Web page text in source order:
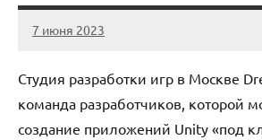
7 июня 2023
immo_navi_ru
Нет
Студия разработки игр в Москве
команда разработчиков, которой
создание приложений Unity «под